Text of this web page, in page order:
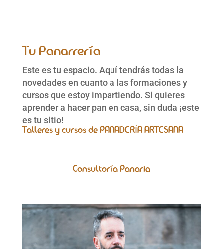
Tu Panarrería
Este es tu espacio. Aquí tendrás todas la
novedades en cuanto a las formaciones y
cursos que estoy impartiendo. Si quieres
aprender a hacer pan en casa, sin duda ¡este
es tu sitio!
Talleres y cursos de PANADERÍA ARTESANA
Consultoría Panaria